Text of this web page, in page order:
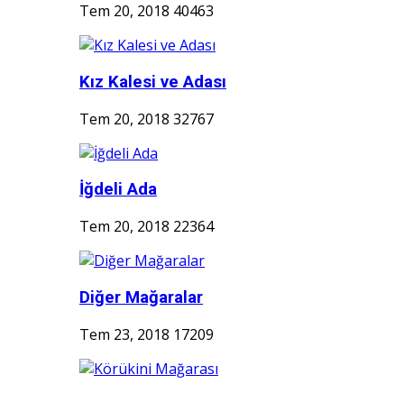
Tem 20, 2018 40463
Kız Kalesi ve Adası
Tem 20, 2018 32767
İğdeli Ada
Tem 20, 2018 22364
Diğer Mağaralar
Tem 23, 2018 17209